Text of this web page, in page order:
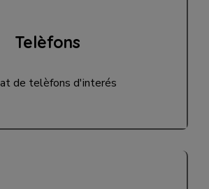
Telèfons
de telèfons d'interés